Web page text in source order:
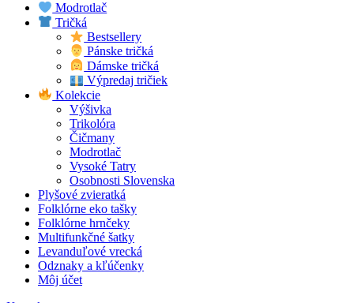
Modrotlač
Tričká
Bestsellery
Pánske tričká
Dámske tričká
Výpredaj tričiek
Kolekcie
Výšivka
Trikolóra
Čičmany
Modrotlač
Vysoké Tatry
Osobnosti Slovenska
Plyšové zvieratká
Folklórne eko tašky
Folklórne hrnčeky
Multifunkčné šatky
Levanduľové vrecká
Odznaky a kľúčenky
Môj účet